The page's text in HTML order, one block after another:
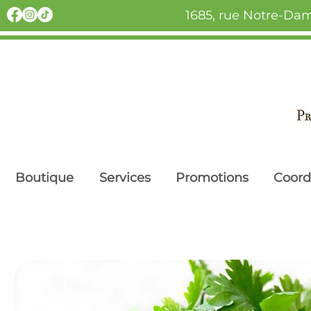
1685, rue Notre-
Boutique Services Promotions